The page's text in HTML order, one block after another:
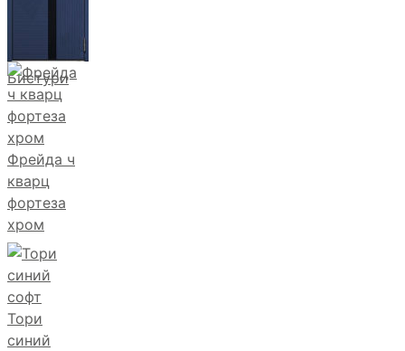
Бистури
Фрейда ч
кварц
фортеза
хром
Тори
синий